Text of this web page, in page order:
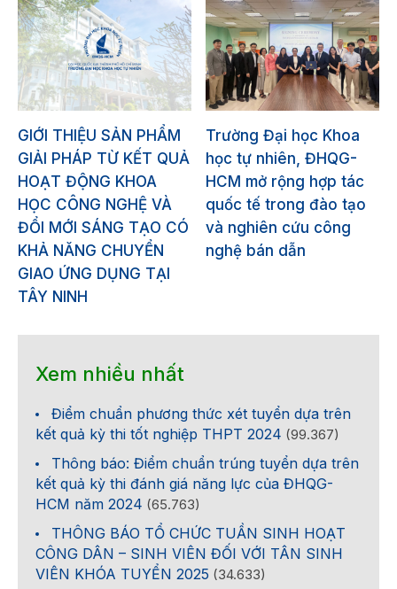
GIỚI THIỆU SẢN PHẨM
GIẢI PHÁP TỪ KẾT QUẢ
HOẠT ĐỘNG KHOA
HỌC CÔNG NGHỆ VÀ
ĐỔI MỚI SÁNG TẠO CÓ
KHẢ NĂNG CHUYỂN
GIAO ỨNG DỤNG TẠI
TÂY NINH
Trường Đại học Khoa
học tự nhiên, ĐHQG-
HCM mở rộng hợp tác
quốc tế trong đào tạo
và nghiên cứu công
nghệ bán dẫn
Xem nhiều nhất
Điểm chuẩn phương thức xét tuyển dựa trên
kết quả kỳ thi tốt nghiệp THPT 2024 (99.367)
Thông báo: Điểm chuẩn trúng tuyển dựa trên
kết quả kỳ thi đánh giá năng lực của ĐHQG-
HCM năm 2024 (65.763)
THÔNG BÁO TỔ CHỨC TUẦN SINH HOẠT
CÔNG DÂN – SINH VIÊN ĐỐI VỚI TÂN SINH
VIÊN KHÓA TUYỂN 2025 (34.633)